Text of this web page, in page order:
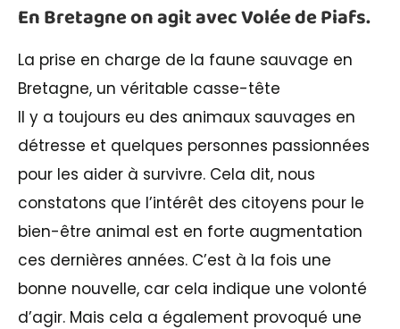
En Bretagne on agit avec Volée de Piafs.
La prise en charge de la faune sauvage en
Bretagne, un véritable casse-tête
Il y a toujours eu des animaux sauvages en
détresse et quelques personnes passionnées
pour les aider à survivre. Cela dit, nous
constatons que l’intérêt des citoyens pour le
bien-être animal est en forte augmentation
ces dernières années. C’est à la fois une
bonne nouvelle, car cela indique une volonté
d’agir. Mais cela a également provoqué une